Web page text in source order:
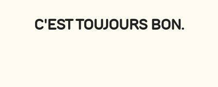
C'EST TOUJOURS BON.